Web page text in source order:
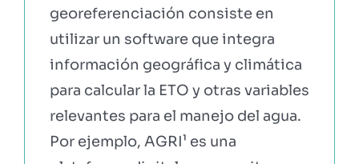
georeferenciación consiste en
utilizar un software que integra
información geográfica y climática
para calcular la ETO y otras variables
relevantes para el manejo del agua.
Por ejemplo, AGRI¹ es una